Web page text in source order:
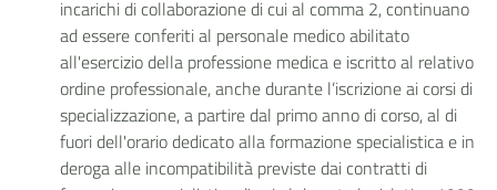
incarichi di collaborazione di cui al comma 2, continuano
ad essere conferiti al personale medico abilitato
all'esercizio della professione medica e iscritto al relativo
ordine professionale, anche durante l’iscrizione ai corsi di
specializzazione, a partire dal primo anno di corso, al di
fuori dell'orario dedicato alla formazione specialistica e in
deroga alle incompatibilità previste dai contratti di